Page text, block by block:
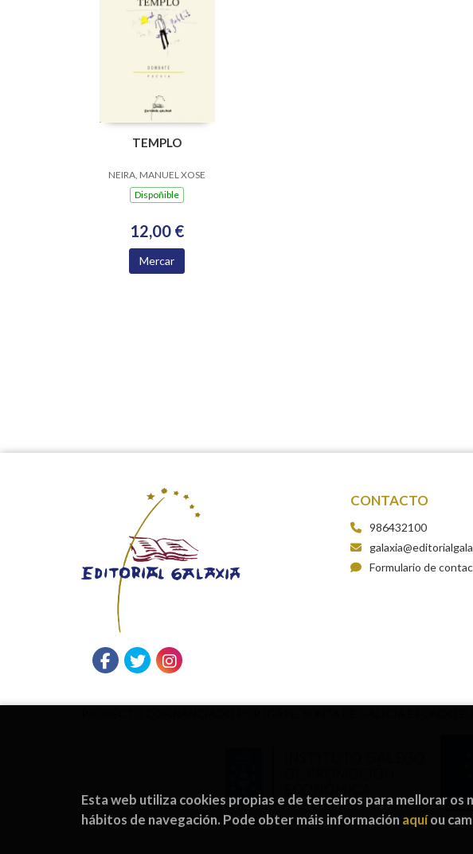
TEMPLO
NEIRA, MANUEL XOSE
Dispoñible
12,00 €
Mercar
CONTACTO
986432100
Formulario de
Esta web utiliza cookies propias e de terceiros para mellorar os
hábitos de navegación. Pode obter máis información aquíou